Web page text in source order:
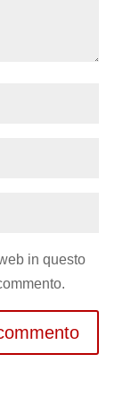
in questo